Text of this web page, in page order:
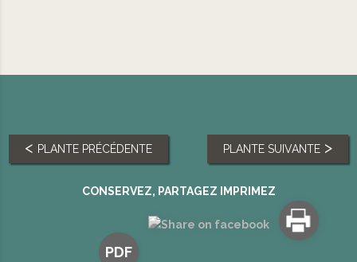
PLANTE PRÉCÉDENTE PLANTE SUIVANTE
CONSERVEZ, PARTAGEZ IMPRIMEZ
PDF